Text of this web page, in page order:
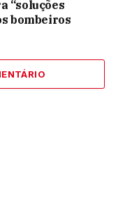
“soluções
bombeiros